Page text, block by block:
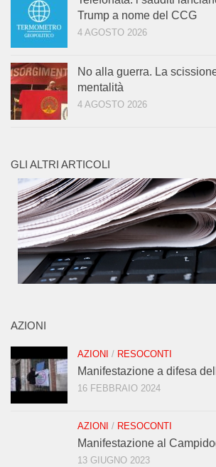
Trump a nome del CCG
4 AGOSTO 2026
No alla guerra. La
mentalità
4 AGOSTO 2026
GLI ALTRI ARTICOLI
AZIONI
AZIONI / RESOCONTI
Manifestazione a difesa
16 FEBBRAIO 2024
AZIONI / RESOCONTI
Manifestazione al
13 GIUGNO 2023